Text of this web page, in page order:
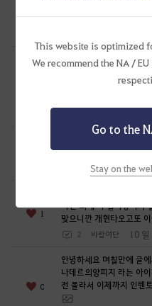
This website is optimized
We recommend the NA /
Go to the
Stay on the
0
다 깼는데 산군만 안보이
안녕하세요 며칠만에 글
있어서요아침의 나라 전
우물가능한 금수랑 가문
시즌서버에서 에이전트
의뢰타입도 다 열었는데
안되는줄 8 일
1
시간 외에 다 갈아넣어서
맞으니깐 개현타오고또
2 바람여단 10 일
0
안녕하세요 며칠만에 글
나데르의양피지 라는 아
전 몰라서 이제까지 인벤